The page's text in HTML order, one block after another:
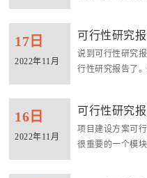
17日
2022年11月
可行性研究
解吗？
说到可行性研究
行性研究报告了
16日
2022年11月
可行性研究
可行性...
项目建设方案可
很重要的一个模